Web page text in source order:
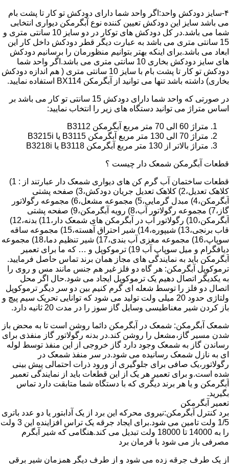
۴-سایز دودکش واحد:اگر واحد شما دارای دودکش تو کار تا پشت بام
می باشد سایز این دودکش تعیین کننده نوع آبگرمکن دیواری انتخابی
شما می باشد.در کل دودکش های توکار در دو سایز 10 سانتی متری و
15 سانتی متری می باشد به عبارت دیگر قطر دودکش داخل کار این
ابعاد می باشد.برای اینکه بهتر بتوانیم منظورمان را برسانیم دودکش
های سایز دودکش بخاری 10 سانتی متری می باشد.اگر واحد شما
دودکش تو کار تا پشت بام با سایز 10 سانتی متری ( هم اندازه دودکش
بخاری) داشته باشد تنها می توانید از آبگرمکن BX114 استفاده نمایید.
در صورتی که واحد شما دارای دودکش 15 سانتی تو کار می باشد بر
اساس متراژ می توانید دستگاه های زیر را انتخاب نمایید:
متراژ 60 الی 70 متر مربع آبگرمکن B3112
متراژ 70 الی 130 متر مربع آبگرمکن B3115 یا B3215i
متراژ بالاتر از 130 متر مربع آبگرمکن B3118 یا B3218i
قطعات آبگرمکن شمعک دار چیست ؟
قطعات ساختمان آب گرم کن های دیواری شمعک دار عبارتند از : 1)
کلاهک تعدیل،2) کلاهک تعدیل جریان دودکش،3) صفحه پشتی
آبگرمکن،4) مبدل گرمایی،5) مجموعه مشعل،6) مجموعه رگولاتور
گاز،7) مجموعه رگولاتور آب،8) رویه آبگرمکن،9) صفحه پشتی
آبگرمکن،10) رگولاتور آب در آبگرمکن های شمعک دار،11) بدنه،12)
قاب برنجی،13) شیپوره،14) شیر احتراق آهسته،15) مجموعه ساقه
سوپاپ،16) مجموعه مغزی آب بندی،17) شیر تنظیم دما،18) مجموعه
دیافگرام و میل سوپاپ آب 19) ترموکوپل و … که ما برای تعمیر
آبگرمکن باید به نمایندگی های مجاز همان برند تماس حاصل فرمایید.
ترموکوپل آبگرمکن: هر گاه دو فلز غیر هم جنس مانند مس و روی را
به یکدیگر اتصال دهیم یک ترموکوپل ایجاد می شود.حال اگر محل
اتصال دو فلز را توسط شعله ای گرم کنیم بین دو سر دیگر ترموکوپل
ولتاژی حدود 20 میلی ولت تولید می شود که توانایی تحریک سیم پیچ و
باز کردن شیر مغناطیسی وسایل گاز سوز را در مدت 20 ثانیه دارد.
شمعک آبگرمکن: شمعک در آبگرمکن دائما روشن است تا به محض باز
شدن مسیر گاز،مشعل را روشن کند.در بدنه رگولاتور گاز منفذی برای
رساندن گاز به شمعک وجود دارد گاز خروجی از این منفذ توسط لوله
ای به نازل شمعک رسانیده می شود.در سر منفذ شمعک در
رگولاتور،یک صافی برای جلوگیری از ورود ذرات احتمالی پیش بینی
شده است.و برای تعمیر هر یک از این قطعات باید از نمایندگی تعمیر
آبگرمکن و یا هر برند دیگری که با دستگاه شما متابقت دارد تماس
بگیرید.
تعمیر آبگرمکن
برد کنترل آبگرمکن:نیروی محرکه این برد از یک آدابتور یا دو عدد باتری
1/5 ولت تامین می شود.برای ایجاد جرقه یک تراس افزاینده این 3 ولت
را به 14000 تا 18000 ولت تبدیل می کند.هنگامی که شیر آبگرم
مصرفی باز می شود با فرمان برد
از یک طرف جرقه زده می شود و از طرف دیگر همزمان شیر برقی